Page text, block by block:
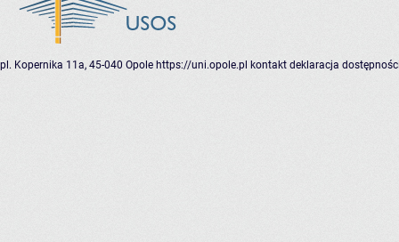
pl. Kopernika 11a, 45-040 Opole https://uni.opole.pl kontakt deklaracja